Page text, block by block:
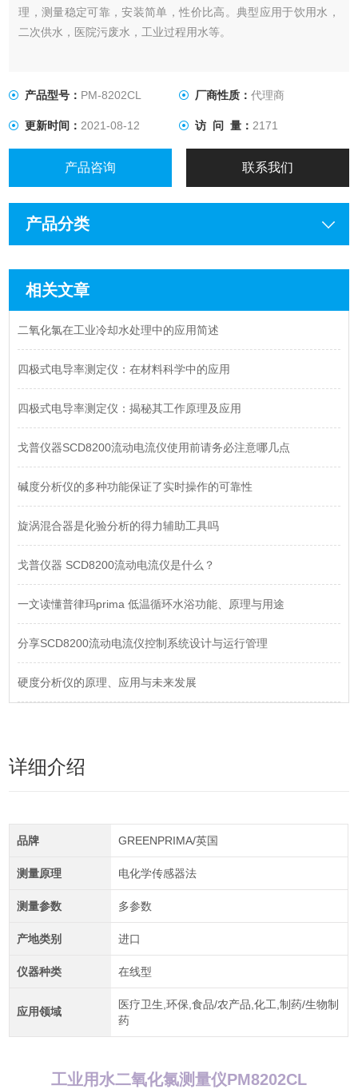
理，测量稳定可靠，安装简单，性价比高。典型应用于饮用水，
二次供水，医院污废水，工业过程用水等。
产品型号： PM-8202CL 厂商性质： 代理商
更新时间：2021-08-12 访 问 量： 2171
产品咨询 联系我们
产品分类
相关文章
二氧化氯在工业冷却水处理中的应用简述
四极式电导率测定仪：在材料科学中的应用
四极式电导率测定仪：揭秘其工作原理及应用
戈普仪器SCD8200流动电流仪使用前请务必注意哪几点
碱度分析仪的多种功能保证了实时操作的可靠性
旋涡混合器是化验分析的得力辅助工具吗
戈普仪器 SCD8200流动电流仪是什么？
一文读懂普律玛prima 低温循环水浴功能、原理与用途
分享SCD8200流动电流仪控制系统设计与运行管理
硬度分析仪的原理、应用与未来发展
详细介绍
品牌 GREENPRIMA/英国
测量原理 电化学传感器法
测量参数 多参数
产地类别 进口
仪器种类 在线型
应用领域
医疗卫生,环保,食品/农产品,化工,制药/生物制
药
工业用水二氧化氯测量仪PM8202CL